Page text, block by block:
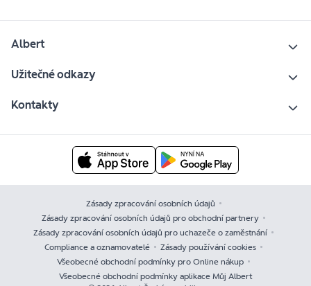
Albert
Užitečné odkazy
Kontakty
Zásady zpracování osobních údajů
Zásady zpracování osobních údajů pro obchodní partnery
Zásady zpracování osobních údajů pro uchazeče o zaměstnání
Compliance a oznamovatelé
Zásady používání cookies
Všeobecné obchodní podmínky pro Online nákup
Všeobecné obchodní podmínky aplikace Můj Albert